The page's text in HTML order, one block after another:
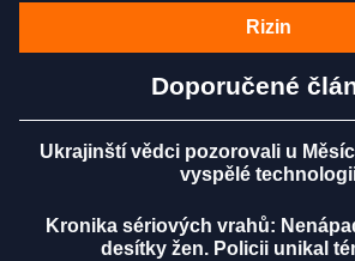
Rizin
Doporučené
Ukrajinští vědci pozorovali u
vyspělé
Kronika sériových vrahů:
desítky žen. Policii unikal